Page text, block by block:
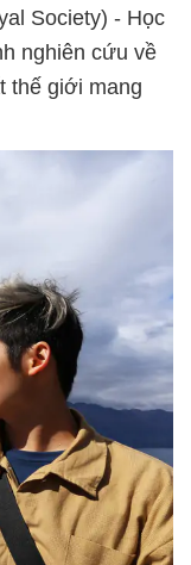
Society) - Học
nghiên cứu về
thế giới mang